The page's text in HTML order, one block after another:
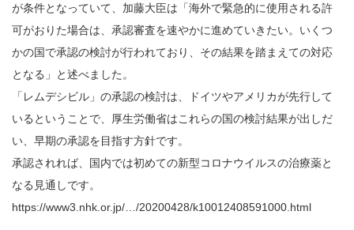
が条件となっていて、加藤大臣は「海外で緊急的に使用される許
可がおりた場合は、承認審査を速やかに進めていきたい。いくつ
かの国で承認の検討が行われており、その結果を踏まえての対応
となる」と述べました。
「レムデシビル」の承認の検討は、ドイツやアメリカが先行して
いるということで、厚生労働省はこれらの国の検討結果が出しだ
い、早期の承認を目指す方針です。
承認されれば、国内では初めての新型コロナウイルスの治療薬と
なる見通しです。
https://www3.nhk.or.jp/…/20200428/k10012408591000.html